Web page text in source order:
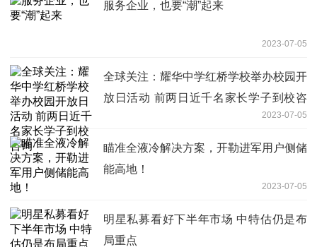
服务企业，也要“潮”起来
2023-07-05
全球关注：耀华中学红桥学校举办校园开
放日活动 前两日近千名家长学子到校咨
2023-07-05
瞄准全液冷解决方案，开勒进军用户侧储
能高地！
2023-07-05
明星私募看好下半年市场 中特估仍是布
局重点